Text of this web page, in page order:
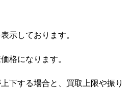
示しております。
格になります。
下する場合と、買取上限や振り